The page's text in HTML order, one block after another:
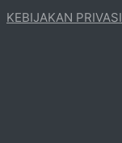
KEBIJAKAN PRIVASI